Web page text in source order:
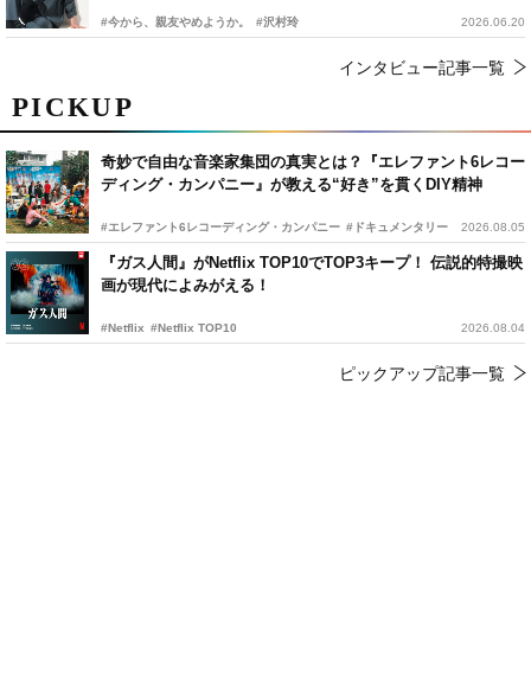
PICKUP
奇妙で自由な音楽家集団の真実とは？『エレファント6レコー
ディング・カンパニー』が教える“好き”を貫くDIY精神
#エレファント6レコーディング・カンパニー #ドキュメンタリー 2026.08.05
『ガス人間』がNetflix TOP10でTOP3キープ！ 伝説的特撮映
画が現代によみがえる！
#Netflix #Netflix TOP10 2026.08.04
ピックアップ記事一覧
#今から、親友やめようか。 #沢村玲 2026.06.20
インタビュー記事一覧